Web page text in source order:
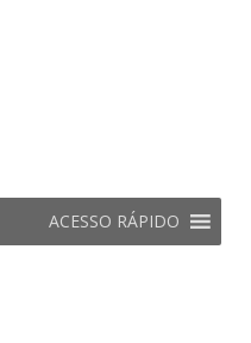
ACESSO RÁPIDO